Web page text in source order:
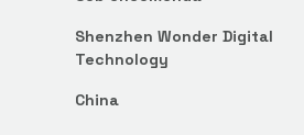
Shenzhen Wonder Digital
Technology
China